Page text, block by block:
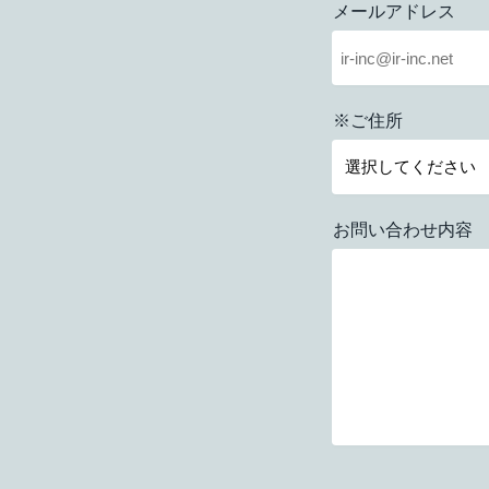
メールアドレス
※ご住所
お問い合わせ内容